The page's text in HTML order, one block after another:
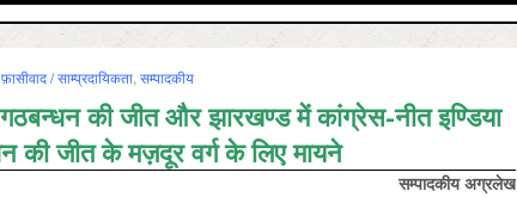
फ़ासीवाद / साम्‍प्रदायिकता, सम्‍पादकीय
गठबन्धन की जीत और झारखण्ड में कांग्रेस-नीत इण्डिया
की जीत के मज़दूर वर्ग के लिए मायने
सम्पादकीय अग्रलेख